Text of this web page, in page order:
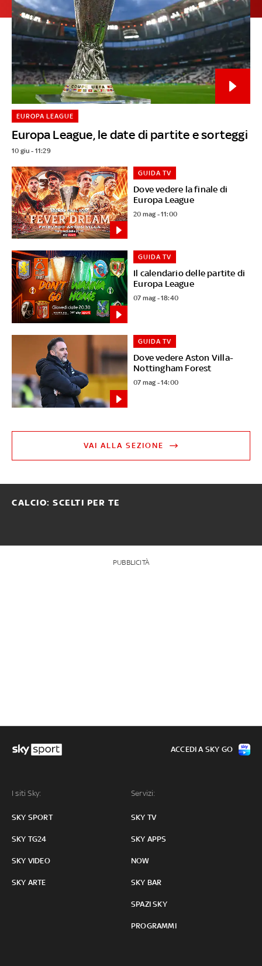
Europa League, le date di partite e sorteggi
EUROPA LEAGUE
10 giu - 11:29
Dove vedere la finale di
Europa League
GUIDA TV
20 mag - 11:00
Il calendario delle partite di
Europa League
GUIDA TV
07 mag - 18:40
Dove vedere Aston Villa-
Nottingham Forest
GUIDA TV
07 mag - 14:00
VAI ALLA SEZIONE
CALCIO: SCELTI PER TE
PUBBLICITÀ
I siti Sky:
SKY SPORT
SKY TG24
SKY VIDEO
SKY ARTE
Servizi:
SKY TV
SKY APPS
NOW
SKY BAR
SPAZI SKY
PROGRAMMI
ACCEDI A SKY GO